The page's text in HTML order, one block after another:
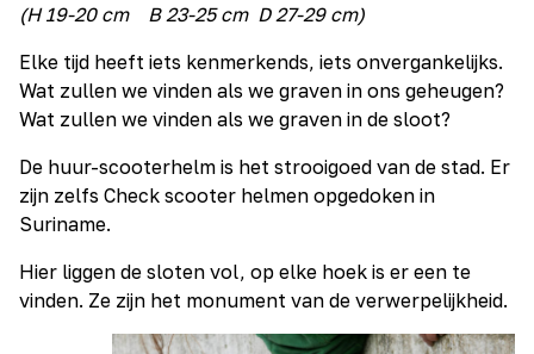
(H 19-20 cm B 23-25 cm D 27-29 cm)
Elke tijd heeft iets kenmerkends, iets onvergankelijks.
Wat zullen we vinden als we graven in ons geheugen?
Wat zullen we vinden als we graven in de sloot?
De huur-scooterhelm is het strooigoed van de stad. Er
zijn zelfs Check scooter helmen opgedoken in
Suriname.
Hier liggen de sloten vol, op elke hoek is er een te
vinden. Ze zijn het monument van de verwerpelijkheid.